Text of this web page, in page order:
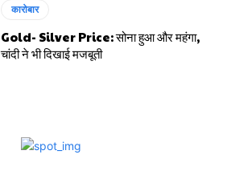
कारोबार
Gold- Silver Price: सोना हुआ और महंगा,
चांदी ने भी दिखाई मजबूती